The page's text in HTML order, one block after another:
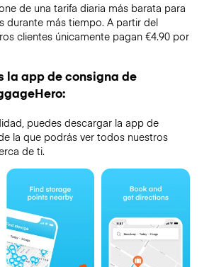
de una tarifa diaria más barata para
durante más tiempo. A partir del
clientes únicamente pagan €4.90 por
la app de consigna de
puedes descargar la app de
la que podrás ver todos nuestros
de ti.